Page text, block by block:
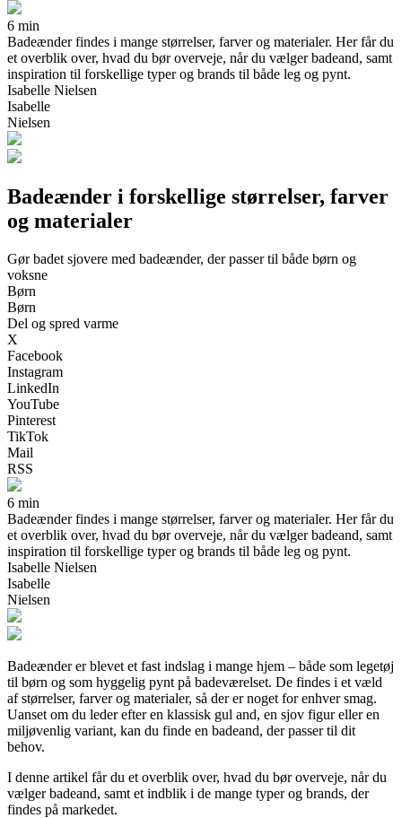
6 min
Badeænder findes i mange størrelser, farver og materialer. Her får du
et overblik over, hvad du bør overveje, når du vælger badeand, samt
inspiration til forskellige typer og brands til både leg og pynt.
Isabelle Nielsen
Isabelle
Nielsen
Badeænder i forskellige størrelser, farver
og materialer
Gør badet sjovere med badeænder, der passer til både børn og
voksne
Børn
Børn
Del og spred varme
X
Facebook
Instagram
LinkedIn
YouTube
Pinterest
TikTok
Mail
RSS
6 min
Badeænder findes i mange størrelser, farver og materialer. Her får du
et overblik over, hvad du bør overveje, når du vælger badeand, samt
inspiration til forskellige typer og brands til både leg og pynt.
Isabelle Nielsen
Isabelle
Nielsen
Badeænder er blevet et fast indslag i mange hjem – både som legetøj
til børn og som hyggelig pynt på badeværelset. De findes i et væld
af størrelser, farver og materialer, så der er noget for enhver smag.
Uanset om du leder efter en klassisk gul and, en sjov figur eller en
miljøvenlig variant, kan du finde en badeand, der passer til dit
behov.
I denne artikel får du et overblik over, hvad du bør overveje, når du
vælger badeand, samt et indblik i de mange typer og brands, der
findes på markedet.